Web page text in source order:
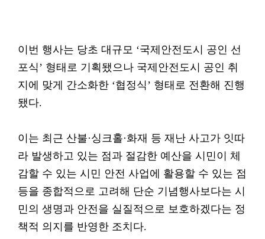
이번 행사는 당초 대규모 ‘국제안전도시 공인 선
포식’ 형태로 기획됐으나 국제안전도시 공인 취
지에 맞게 간소화한 ‘협정식’ 형태로 전환해 진행
됐다.
이는 최근 산불·싱크홀·화재 등 재난 사고가 잇따
라 발생하고 있는 점과 절감한 예산을 시민이 체
감할 수 있는 시민 안전 사업에 활용할 수 있는 점
등을 종합적으로 고려해 단순 기념행사보다는 시
민의 생명과 안전을 실질적으로 보호하겠다는 정
책적 의지를 반영한 조치다.